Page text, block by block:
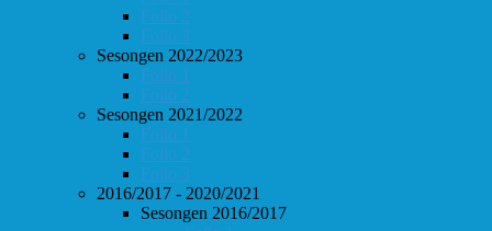
Follo 2
Follo 3
Sesongen 2022/2023
Follo 1
Follo 2
Sesongen 2021/2022
Follo 1
Follo 2
Follo 3
2016/2017 - 2020/2021
Sesongen 2016/2017